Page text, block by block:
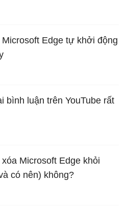
Microsoft Edge tự khởi động
bình luận trên YouTube rất
Microsoft Edge khỏi
có nên) không?